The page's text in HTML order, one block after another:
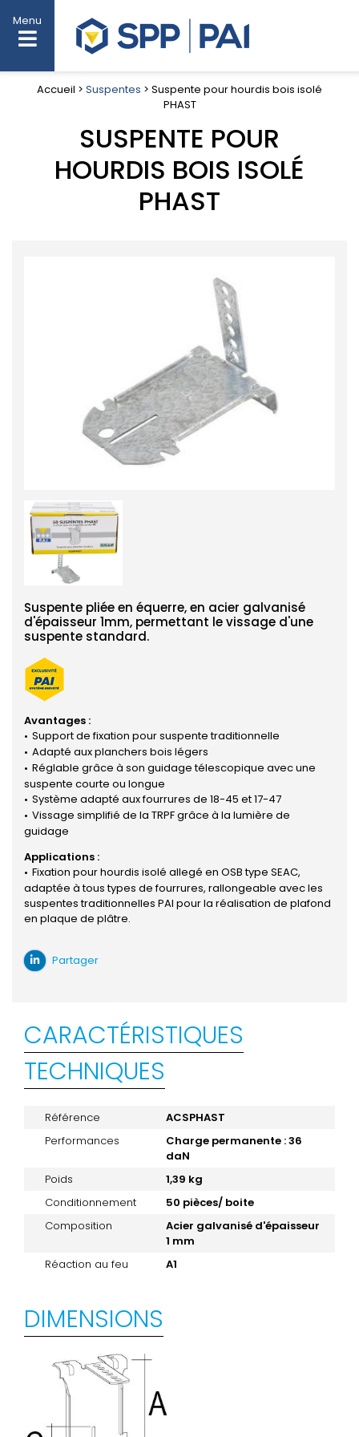
Menu
Accueil > Suspentes > Suspente pour hourdis bois isolé
PHAST
SUSPENTE POUR
HOURDIS BOIS ISOLÉ
PHAST
Suspente pliée en équerre, en acier galvanisé
d'épaisseur 1mm, permettant le vissage d'une
suspente standard.
Avantages :
Support de fixation pour suspente traditionnelle
Adapté aux planchers bois légers
Réglable grâce à son guidage télescopique avec une
suspente courte ou longue
Système adapté aux fourrures de 18-45 et 17-47
Vissage simplifié de la TRPF grâce à la lumière de
guidage
Applications :
Fixation pour hourdis isolé allegé en OSB type SEAC,
adaptée à tous types de fourrures, rallongeable avec les
suspentes traditionnelles PAI pour la réalisation de plafond
en plaque de plâtre.
Partager
CARACTÉRISTIQUES
TECHNIQUES
Référence
ACSPHAST
Performances
Charge permanente : 36
daN
Poids
1,39 kg
Conditionnement
50 pièces/ boite
Composition
Acier galvanisé d'épaisseur
1 mm
Réaction au feu
A1
DIMENSIONS